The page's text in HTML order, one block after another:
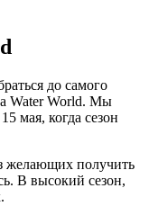
до самого
Water World. Мы
мая, когда сезон
желающих получить
В высокий сезон,